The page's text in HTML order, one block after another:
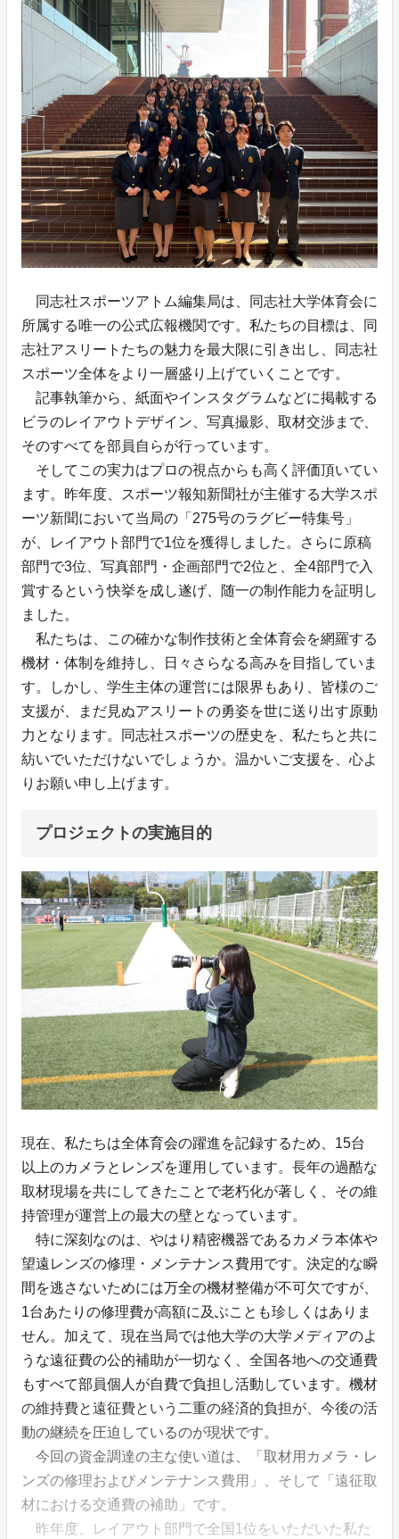
同志社スポーツアトム編集局は、同志社大学体育会に
所属する唯一の公式広報機関です。私たちの目標は、同
志社アスリートたちの魅力を最大限に引き出し、同志社
スポーツ全体をより一層盛り上げていくことです。
記事執筆から、紙面やインスタグラムなどに掲載する
ビラのレイアウトデザイン、写真撮影、取材交渉まで、
そのすべてを部員自らが行っています。
そしてこの実力はプロの視点からも高く評価頂いてい
ます。昨年度、スポーツ報知新聞社が主催する大学スポ
ーツ新聞において当局の「275号のラグビー特集号」
が、レイアウト部門で1位を獲得しました。さらに原稿
部門で3位、写真部門・企画部門で2位と、全4部門で入
賞するという快挙を成し遂げ、随一の制作能力を証明し
ました。
私たちは、この確かな制作技術と全体育会を網羅する
機材・体制を維持し、日々さらなる高みを目指していま
す。しかし、学生主体の運営には限界もあり、皆様のご
支援が、まだ見ぬアスリートの勇姿を世に送り出す原動
力となります。同志社スポーツの歴史を、私たちと共に
紡いでいただけないでしょうか。温かいご支援を、心よ
りお願い申し上げます。
プロジェクトの実施目的
現在、私たちは全体育会の躍進を記録するため、15台
以上のカメラとレンズを運用しています。長年の過酷な
取材現場を共にしてきたことで老朽化が著しく、その維
持管理が運営上の最大の壁となっています。
特に深刻なのは、やはり精密機器であるカメラ本体や
望遠レンズの修理・メンテナンス費用です。決定的な瞬
間を逃さないためには万全の機材整備が不可欠ですが、
1台あたりの修理費が高額に及ぶことも珍しくはありま
せん。加えて、現在当局では他大学の大学メディアのよ
うな遠征費の公的補助が一切なく、全国各地への交通費
もすべて部員個人が自費で負担し活動しています。機材
の維持費と遠征費という二重の経済的負担が、今後の活
動の継続を圧迫しているのが現状です。
今回の資金調達の主な使い道は、「取材用カメラ・レ
ンズの修理およびメンテナンス費用」、そして「遠征取
材における交通費の補助」です。
昨年度、レイアウト部門で全国1位をいただいた私た